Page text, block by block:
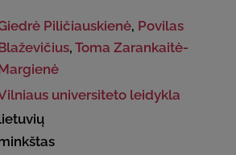
Piličiauskienė, Povilas
,Toma Zarankaitė-
universiteto leidykla